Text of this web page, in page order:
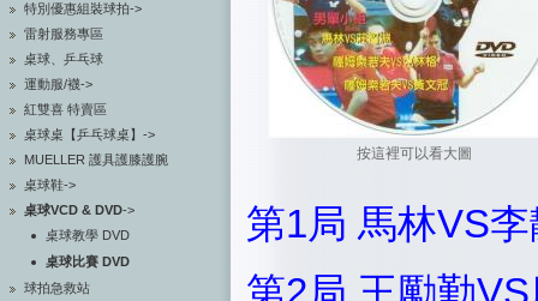
特別優惠組裝球拍->
雷射服務專區
桌球、乒乓球
運動服/襪->
紅雙喜 特賣區
桌球桌【乒乓球桌】->
MUELLER 護具護膝護腕
桌球鞋->
桌球VCD & DVD->
桌球教學 DVD
桌球比賽 DVD
球拍急救站
按這裡可以看大圖
第1局 馬林VS
第2局 王勵勤